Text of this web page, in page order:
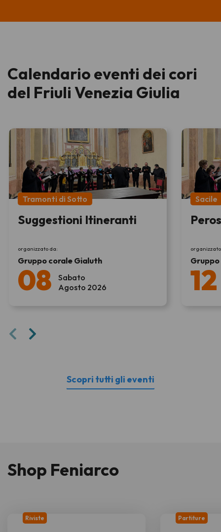
Calendario eventi dei cori
del Friuli Venezia Giulia
Sabato
08 Agosto 2026
Tramonti di Sotto
Suggestioni Itineranti
organizzato da:
Gruppo corale Gialuth
12
Sacile
Scopri tutti gli eventi
Shop Feniarco
Riviste Partiture